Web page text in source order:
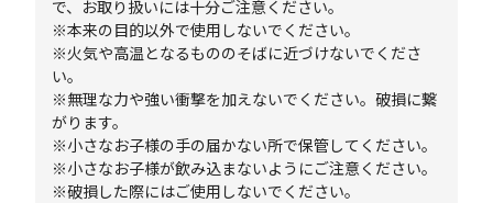
で、お取り扱いには十分ご注意ください。
※本来の目的以外で使用しないでください。
※火気や高温となるもののそばに近づけないでくださ
い。
※無理な力や強い衝撃を加えないでください。破損に繋
がります。
※小さなお子様の手の届かない所で保管してください。
※小さなお子様が飲み込まないようにご注意ください。
※破損した際にはご使用しないでください。